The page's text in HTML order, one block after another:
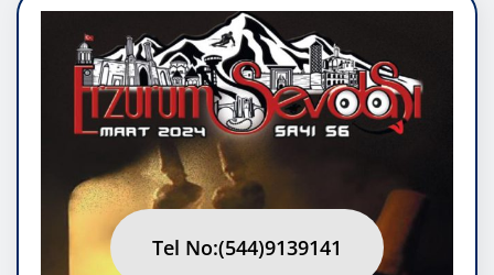
Tel No:(544)9139141